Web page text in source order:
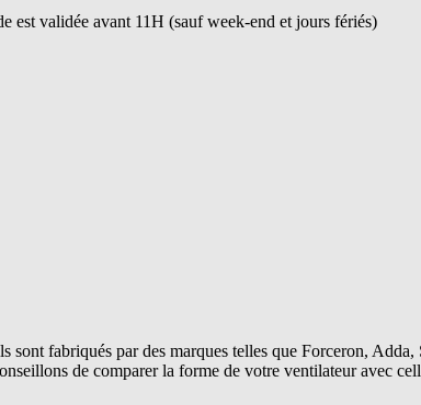
est validée avant 11H (sauf week-end et jours fériés)
fabriqués par des marques telles que Forceron,
de comparer la forme de votre ventilateur avec